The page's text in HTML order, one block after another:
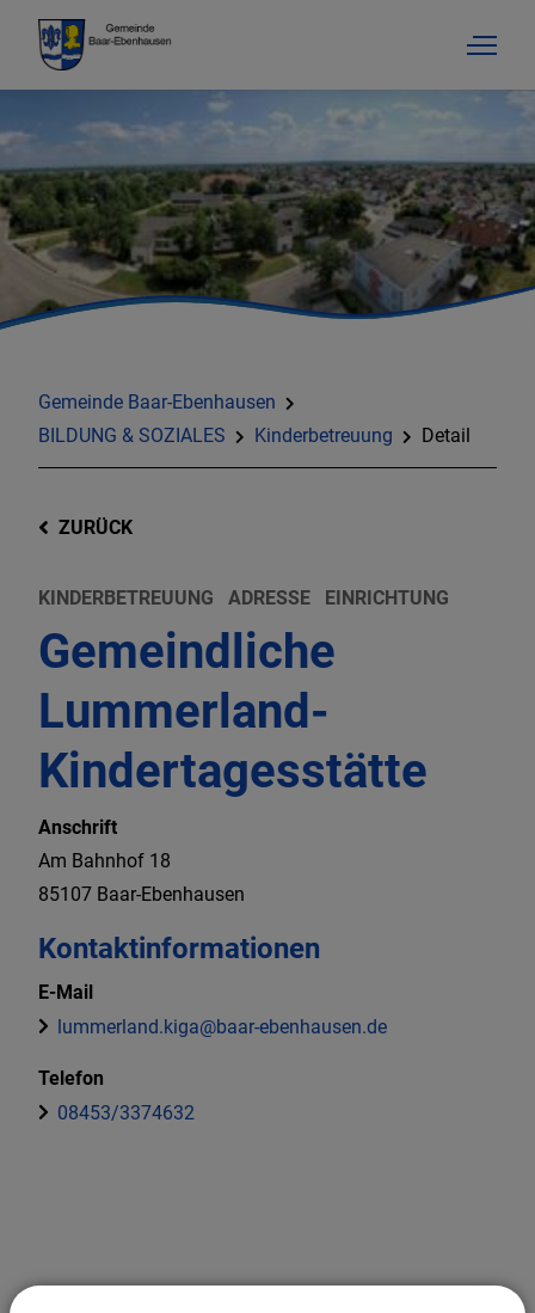
Gemeinde Baar-Ebenhausen
BILDUNG & SOZIALES
Kinderbetreuung Detail
ZURÜCK
KINDERBETREUUNG ADRESSE EINRICHTUNG
Gemeindliche
Lummerland-
Kindertagesstätte
Anschrift
Am Bahnhof 18
85107 Baar-Ebenhausen
Kontaktinformationen
E-Mail
lummerland.kiga@baar-ebenhausen.de
Telefon
08453/3374632